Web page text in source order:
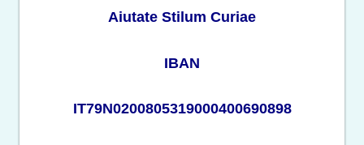
Aiutate Stilum Curiae
IBAN
IT79N0200805319000400690898